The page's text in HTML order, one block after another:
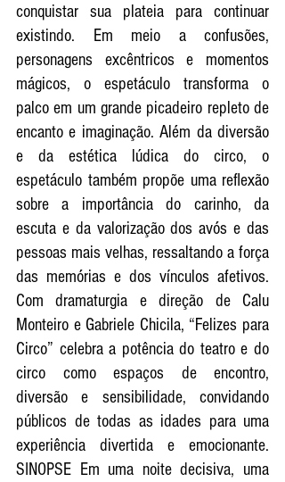
conquistar sua plateia para continuar
existindo. Em meio a confusões,
personagens excêntricos e momentos
mágicos, o espetáculo transforma o
palco em um grande picadeiro repleto de
encanto e imaginação. Além da diversão
e da estética lúdica do circo, o
espetáculo também propõe uma reflexão
sobre a importância do carinho, da
escuta e da valorização dos avós e das
pessoas mais velhas, ressaltando a força
das memórias e dos vínculos afetivos.
Com dramaturgia e direção de Calu
Monteiro e Gabriele Chicila, “Felizes para
Circo” celebra a potência do teatro e do
circo como espaços de encontro,
diversão e sensibilidade, convidando
públicos de todas as idades para uma
experiência divertida e emocionante.
SINOPSE Em uma noite decisiva, uma